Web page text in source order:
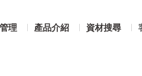
理 產品介紹 資材搜尋